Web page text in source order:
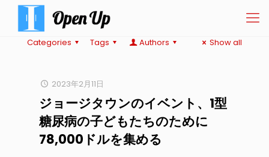
Categories Tags Authors Show all
2023年2月11日
ジョージタウンのイベント、1型
糖尿病の子どもたちのために
78,000ドルを集める